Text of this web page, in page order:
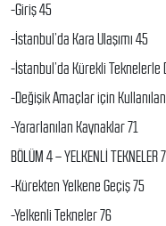
-Giriş 45
-İstanbul’da Kara Ulaşımı 45
-İstanbul’da Kürekli Teknelerle
-Değişik Amaçlar için
-Yararlanılan Kaynaklar 71
BÖLÜM 4 – YELKENLİ TEKNELER
-Kürekten Yelkene Geçiş 75
-Yelkenli Tekneler 76